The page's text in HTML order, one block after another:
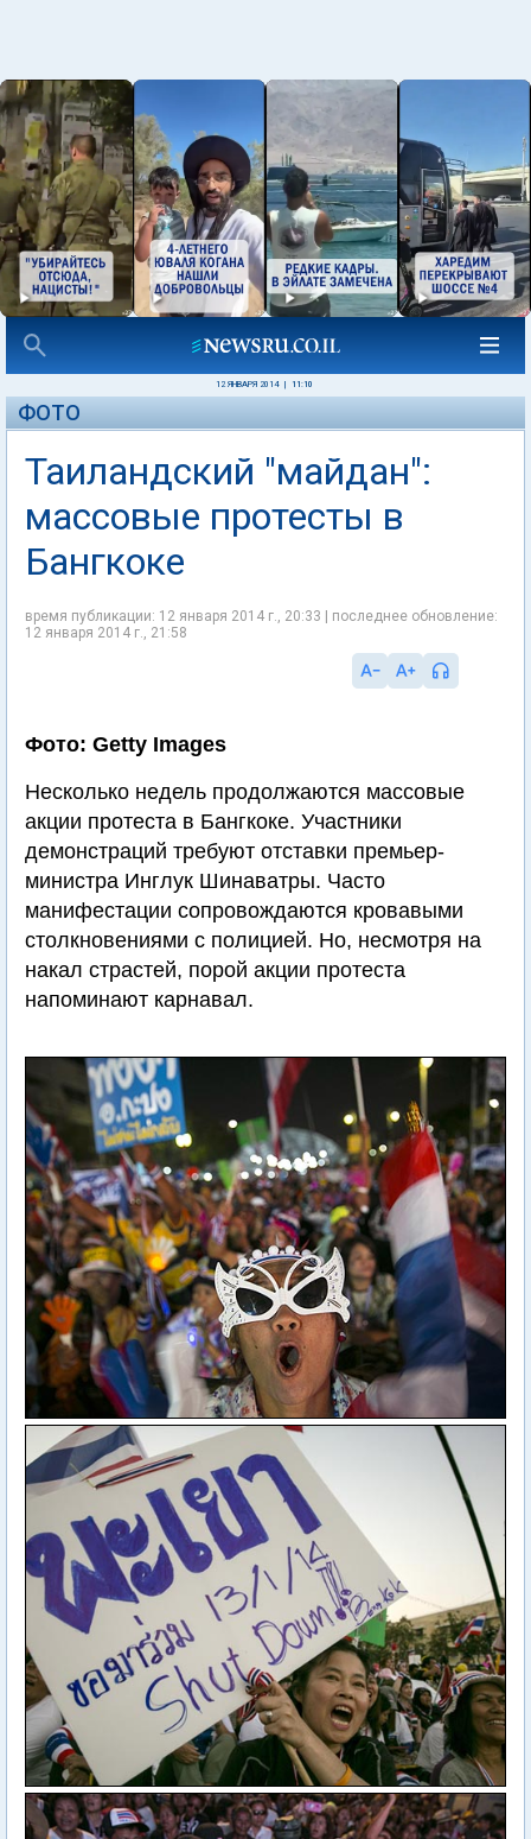
12 ЯНВАРЯ 2014 11:10
ФОТО
Таиландский "майдан":
массовые протесты в
Бангкоке
время публикации: 12 января 2014 г., 20:33 | последнее обновление:
12 января 2014 г., 21:58
Фото: Getty Images
Несколько недель продолжаются массовые
акции протеста в Бангкоке. Участники
демонстраций требуют отставки премьер-
министра Инглук Шинаватры. Часто
манифестации сопровождаются кровавыми
столкновениями с полицией. Но, несмотря на
накал страстей, порой акции протеста
напоминают карнавал.